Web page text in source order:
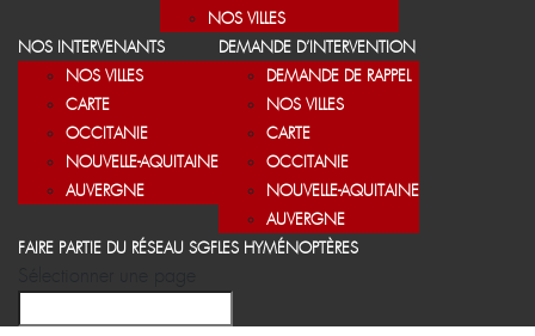
NOS VILLES
NOS INTERVENANTS
NOS VILLES
CARTE
OCCITANIE
NOUVELLE-AQUITAINE
AUVERGNE
DEMANDE D’INTERVENTION
DEMANDE DE RAPPEL
NOS VILLES
CARTE
OCCITANIE
NOUVELLE-AQUITAINE
AUVERGNE
FAIRE PARTIE DU RÉSEAU SGFLES HYMÉNOPTÈRES